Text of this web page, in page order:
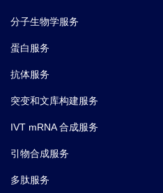
分子生物学服务
蛋白服务
抗体服务
突变和文库构建服务
IVT mRNA 合成服务
引物合成服务
多肽服务